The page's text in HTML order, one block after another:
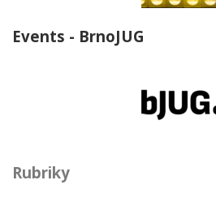
Events - BrnoJUG
Rubriky